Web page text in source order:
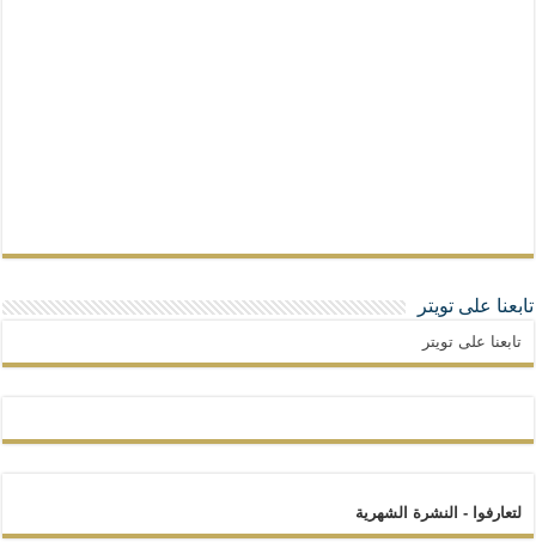
تابعنا على تويتر
تابعنا على تويتر
لتعارفوا - النشرة الشهرية